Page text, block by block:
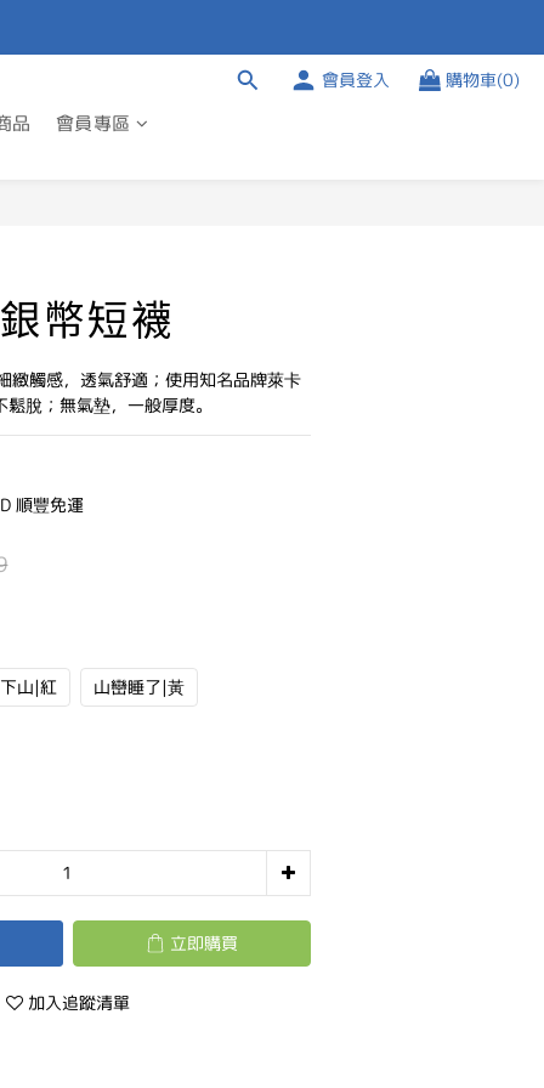
會員登入 購物車(0)
品 會員專區
幣短襪
緻觸感，透氣舒適；使用知名品牌萊卡
脫；無氣墊，一般厚度。
順豐免運
山|紅 山巒睡了|黃
立即購買
加入追蹤清單